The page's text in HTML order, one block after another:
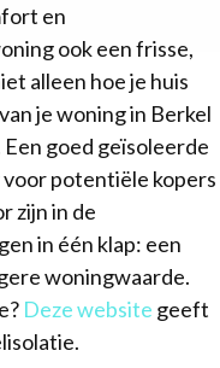
en
ook een frisse,
alleen hoe je huis
je woning in Berkel
goed geïsoleerde
potentiële kopers
zijn in de
in één klap: een
woningwaarde.
Deze website geeft